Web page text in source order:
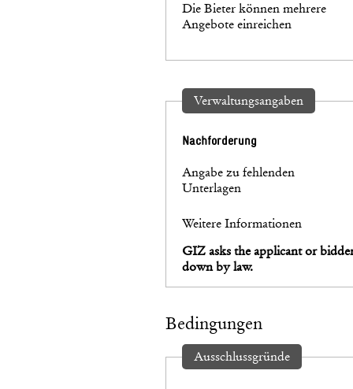
Die Bieter können mehrere
Angebote einreichen
Verwaltungsangaben
Nachforderung
Angabe zu fehlenden
Unterlagen
Weitere Informationen
GIZ asks the applicant or
down by law.
Bedingungen
Ausschlussgründe